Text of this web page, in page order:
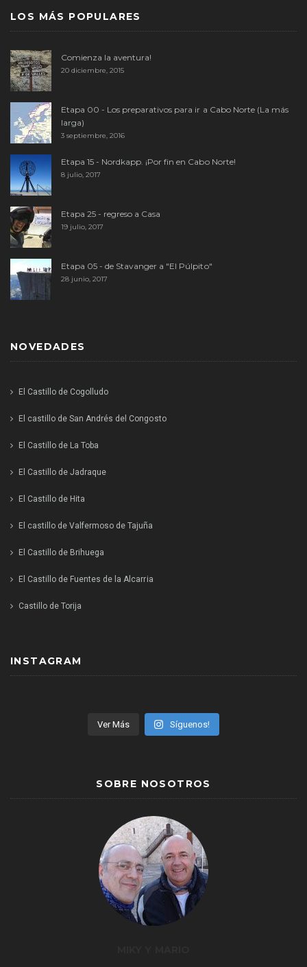
LOS MÁS POPULARES
Comienza la aventura!
20 diciembre, 2015
Etapa 00 - Los preparativos para ir a Cabo Norte (La más
larga)
3 septiembre, 2016
Etapa 15 - Nordkapp. ¡Por fin en Cabo Norte!
8 julio, 2017
Etapa 25 - regreso a Casa
19 julio, 2017
Etapa 05 - de Stavanger a "El Púlpito"
28 junio, 2017
NOVEDADES
El Castillo de Cogolludo
El castillo de San Andrés del Congosto
El Castillo de La Toba
El Castillo de Jadraque
El Castillo de Hita
El castillo de Valfermoso de Tajuña
El Castillo de Brihuega
El Castillo de Fuentes de la Alcarria
Castillo de Torija
INSTAGRAM
Ver Más Síguenos!
SOBRE NOSOTROS